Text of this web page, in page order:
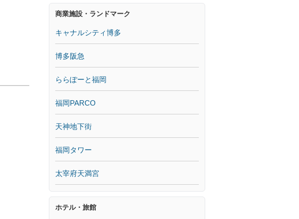
商業施設・ランドマーク
キャナルシティ博多
博多阪急
ららぽーと福岡
福岡PARCO
天神地下街
福岡タワー
太宰府天満宮
ホテル・旅館